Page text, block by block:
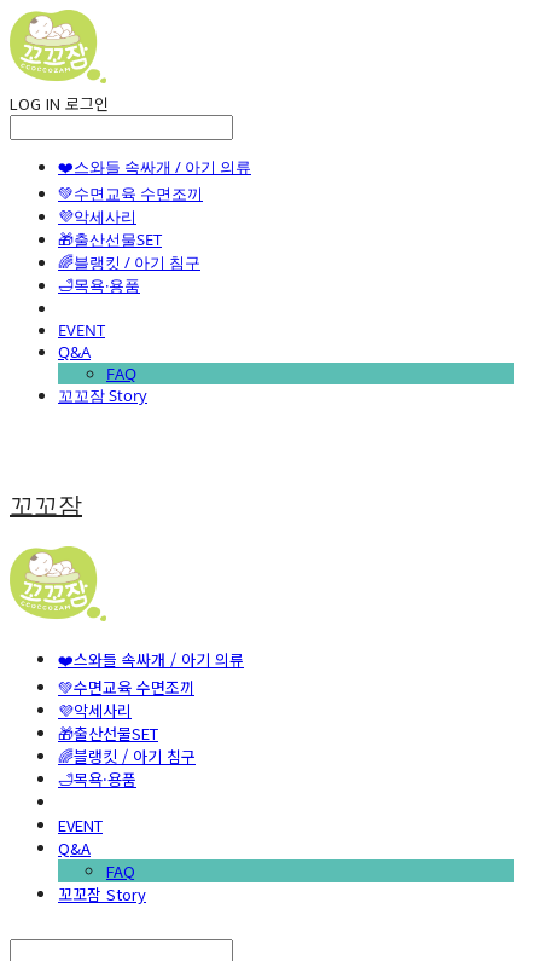
LOG IN 로그인
❤️스와들 속싸개 / 아기 의류
💚수면교육 수면조끼
💜악세사리
🎁출산선물SET
🌈블랭킷 / 아기 침구
🛁목욕·용품
EVENT
Q&A
FAQ
꼬꼬잠 Story
꼬꼬잠
❤️스와들 속싸개 / 아기 의류
💚수면교육 수면조끼
💜악세사리
🎁출산선물SET
🌈블랭킷 / 아기 침구
🛁목욕·용품
EVENT
Q&A
FAQ
꼬꼬잠 Story